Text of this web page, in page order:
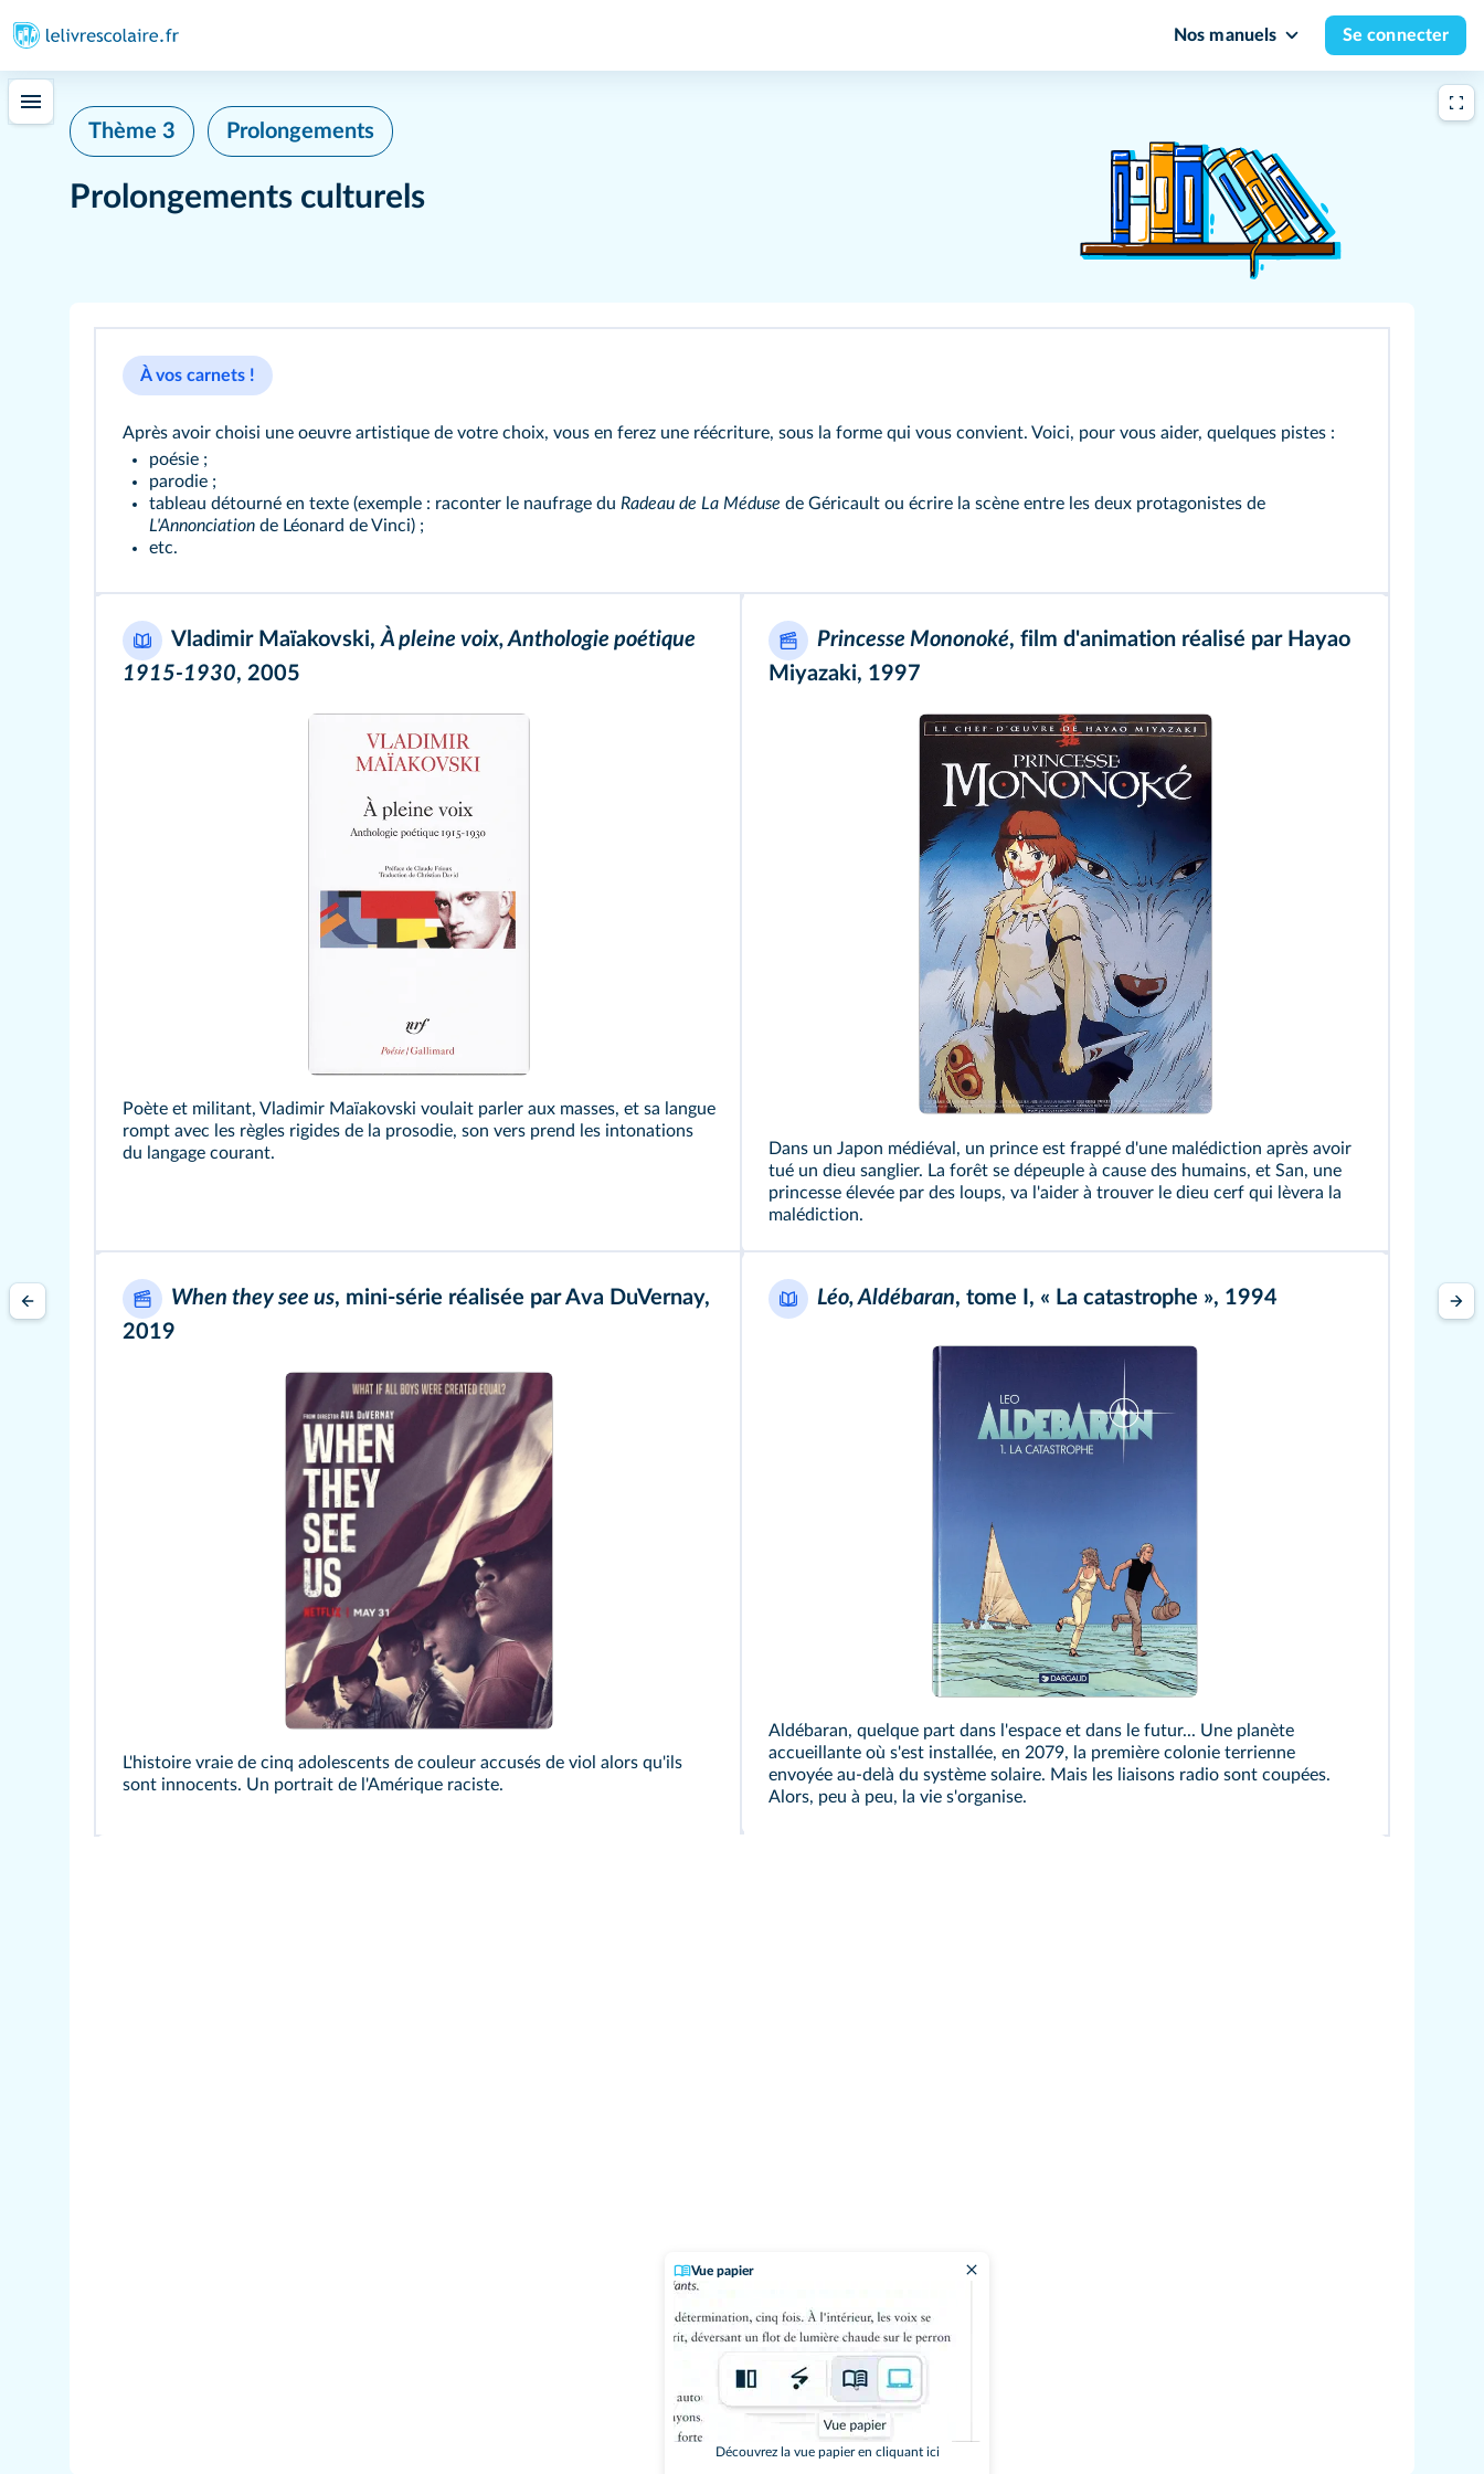
Nos manuels Se connecter
Vue papier
Découvrez la vue papier en cliquant ici
Thème 3 Prolongements
Prolongements culturels
À vos carnets !
Après avoir choisi une oeuvre artistique de votre choix, vous en ferez une réécriture, sous la forme qui vous convient. Voici, pour vous aider, quelques pistes :
poésie ;
parodie ;
tableau détourné en texte (exemple : raconter le naufrage du Radeau de La Méduse de Géricault ou écrire la scène entre les deux protagonistes de
L'Annonciation de Léonard de Vinci) ;
etc.
Vladimir Maïakovski,À pleine voix, Anthologie poétique
1915-1930, 2005
Poète et militant, Vladimir Maïakovski voulait parler aux masses, et sa langue
rompt avec les règles rigides de la prosodie, son vers prend les intonations
du langage courant.
Princesse Mononoké, film d'animation réalisé par Hayao
Miyazaki, 1997
Dans un Japon médiéval, un prince est frappé d'une malédiction après avoir
tué un dieu sanglier. La forêt se dépeuple à cause des humains, et San, une
princesse élevée par des loups, va l'aider à trouver le dieu cerf qui lèvera la
malédiction.
When they see us, mini-série réalisée par Ava DuVernay,
2019
L'histoire vraie de cinq adolescents de couleur accusés de viol alors qu'ils
sont innocents. Un portrait de l'Amérique raciste.
Léo, Aldébaran, tome I, « La catastrophe », 1994
Aldébaran, quelque part dans l'espace et dans le futur... Une planète
accueillante où s'est installée, en 2079, la première colonie terrienne
envoyée au-delà du système solaire. Mais les liaisons radio sont coupées.
Alors, peu à peu, la vie s'organise.